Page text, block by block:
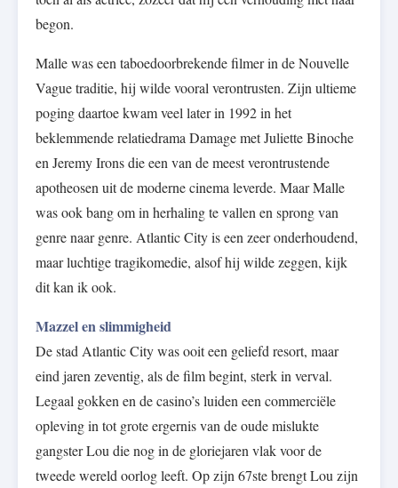
begon.
Malle was een taboedoorbrekende filmer in de Nouvelle
Vague traditie, hij wilde vooral verontrusten. Zijn ultieme
poging daartoe kwam veel later in 1992 in het
beklemmende relatiedrama Damage met Juliette Binoche
en Jeremy Irons die een van de meest verontrustende
apotheosen uit de moderne cinema leverde. Maar Malle
was ook bang om in herhaling te vallen en sprong van
genre naar genre. Atlantic City is een zeer onderhoudend,
maar luchtige tragikomedie, alsof hij wilde zeggen, kijk
dit kan ik ook.
Mazzel en slimmigheid
De stad Atlantic City was ooit een geliefd resort, maar
eind jaren zeventig, als de film begint, sterk in verval.
Legaal gokken en de casino’s luiden een commerciële
opleving in tot grote ergernis van de oude mislukte
gangster Lou die nog in de gloriejaren vlak voor de
tweede wereld oorlog leeft. Op zijn 67ste brengt Lou zijn